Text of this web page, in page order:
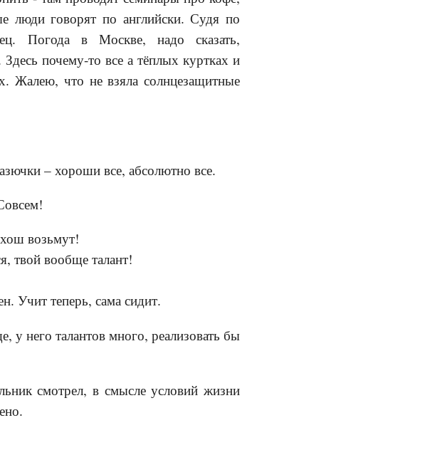
люди говорят по английски. Судя по
Погода в Москве, надо сказать,
почему-то все а тёплых куртках и
Жалею, что не взяла солнцезащитные
– хороши все, абсолютно все.
хош возьмут!
твой вообще талант!
Учит теперь, сама сидит.
него талантов много, реализовать бы
смотрел, в смысле условий жизни